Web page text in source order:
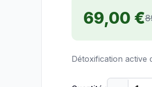
69,00 €
Détoxification active